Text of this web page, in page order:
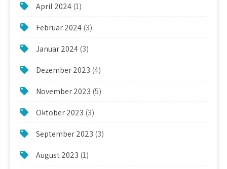
April 2024(1)
Februar 2024(3)
Januar 2024(3)
Dezember 2023 (4)
November 2023 (5)
Oktober 2023 (3)
September 2023 (3)
August 2023 (1)